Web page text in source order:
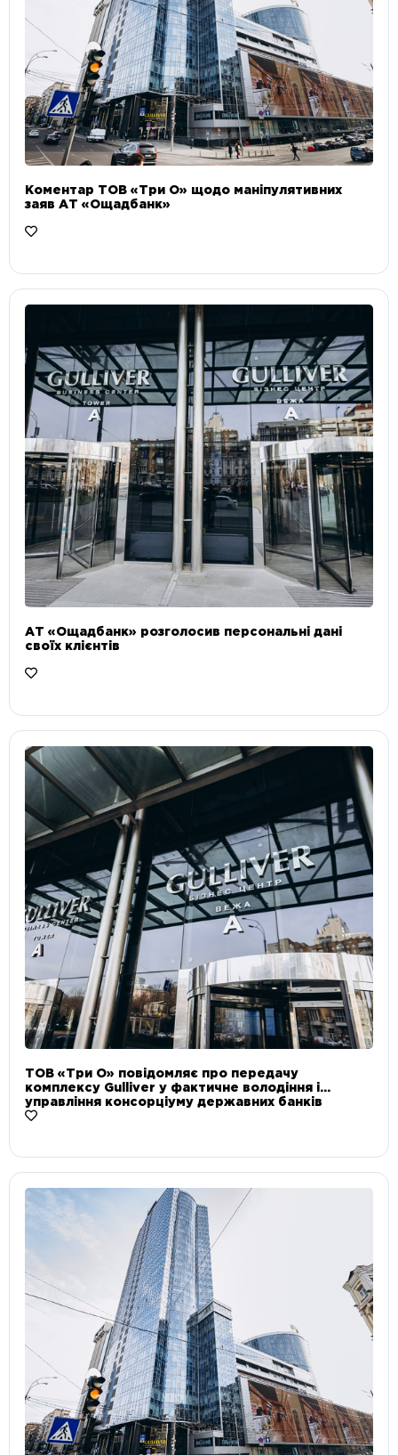
Коментар ТОВ «Три О» щодо маніпулятивних
заяв АТ «Ощадбанк»
АТ «Ощадбанк» розголосив персональні дані
своїх клієнтів
ТОВ «Три О» повідомляє про передачу
комплексу Gulliver у фактичне володіння і
управління консорціуму державних банків